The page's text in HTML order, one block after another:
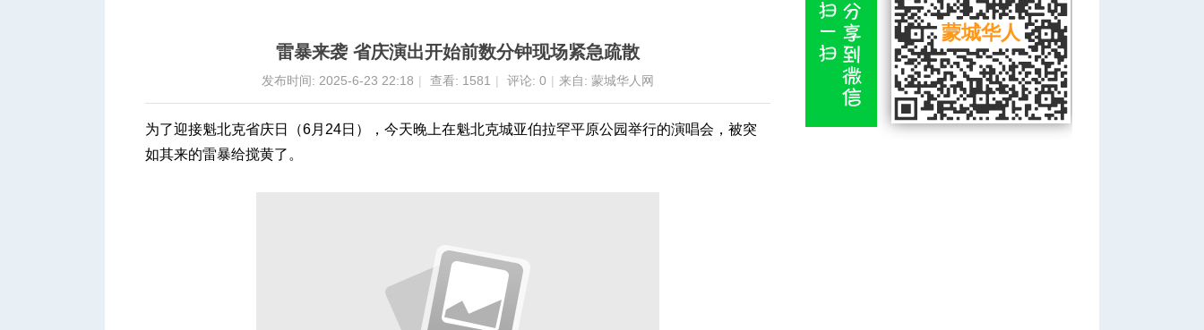
雷暴来袭 省庆演出开始前数分钟现场紧急疏散
发布时间: 2025-6-23 22:18 | 查看: 1581 | 评论: 0 | 来自: 蒙城华人网
为了迎接魁北克省庆日（6月24日），今天晚上在魁北克城亚伯拉罕平原公园举行的演唱会，被突
如其来的雷暴给搅黄了。